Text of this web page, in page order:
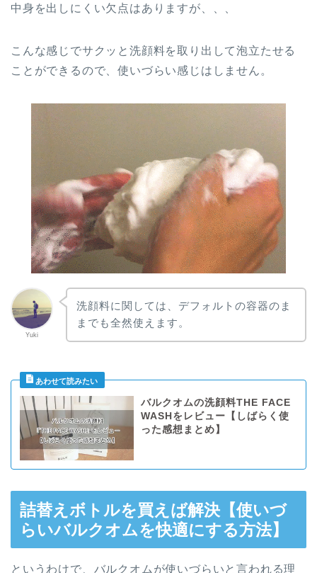
中身を出しにくい欠点はありますが、、、
こんな感じでサクッと洗顔料を取り出して泡立たせる
ことができるので、使いづらい感じはしません。
Yuki
洗顔料に関しては、デフォルトの容器のま
までも全然使えます。
バルクオムの洗顔料THE FACE
WASHをレビュー【しばらく使
った感想まとめ】
詰替えボトルを買えば解決【使いづ
らいバルクオムを快適にする方法】
というわけで、バルクオムが使いづらいと言われる理